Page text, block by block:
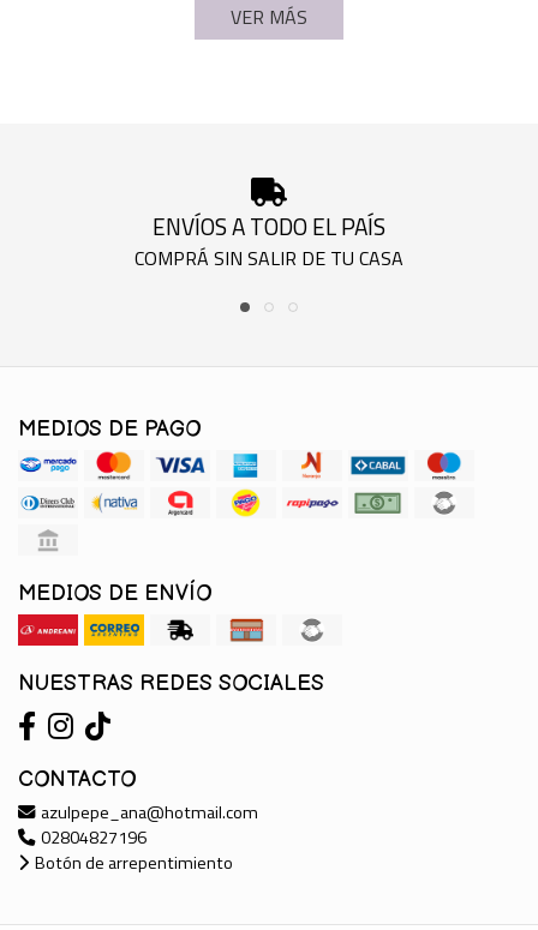
VER MÁS
ENVÍOS A TODO EL PAÍS
COMPRÁ SIN SALIR DE TU CASA
MEDIOS DE PAGO
MEDIOS DE ENVÍO
NUESTRAS REDES SOCIALES
CONTACTO
azulpepe_ana@hotmail.com
02804827196
Botón de arrepentimiento